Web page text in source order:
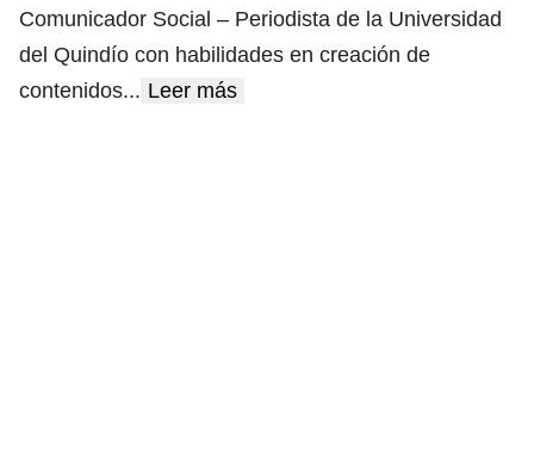
Comunicador Social – Periodista de la Universidad
del Quindío con habilidades en creación de
contenidos... Leer más